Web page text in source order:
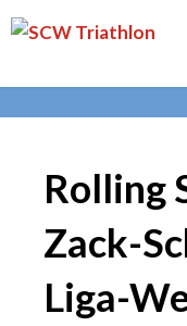
Skip
Rolling
Zack-
Liga-